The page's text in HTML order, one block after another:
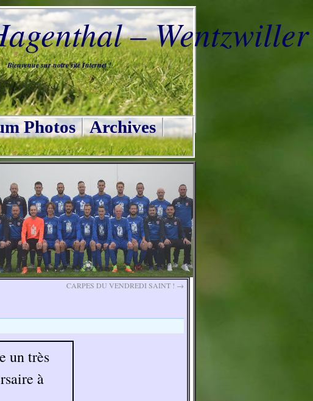
– Wentzwiller
Bienvenue sur notre site Internet !
Photos
Archives
CARPES DU VENDREDI SAINT ! →
un très
à